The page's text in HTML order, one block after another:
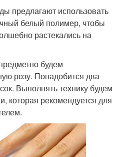
предлагают использовать
белый полимер, чтобы
растекались на
будем
розу. Понадобится два
Выполнять технику будем
которая рекомендуется для